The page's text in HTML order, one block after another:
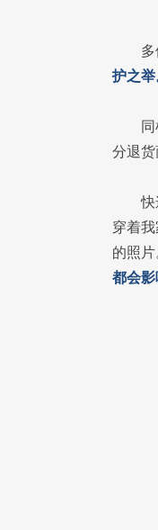
护之举
分退货
快
穿着
的照片
都会